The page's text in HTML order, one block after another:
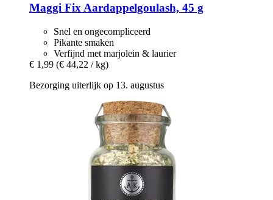
Maggi Fix Aardappelgoulash, 45 g
Snel en ongecompliceerd
Pikante smaken
Verfijnd met marjolein & laurier
€ 1,99 (€ 44,22 / kg)
Bezorging uiterlijk op 13. augustus